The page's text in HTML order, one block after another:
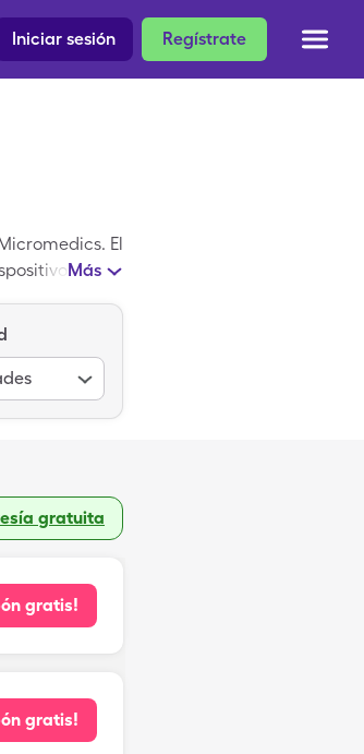
Regístrate
Iniciar sesión
El
pero
oído medio.
Más
gratuita
gratis!
gratis!